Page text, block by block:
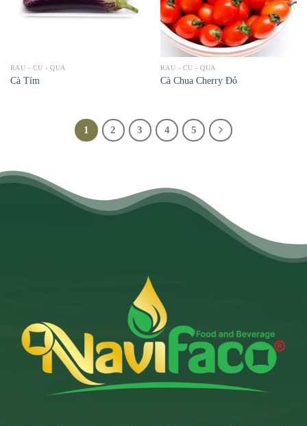
RAU - CỦ - QUẢ
Cà Tím
RAU - CỦ - QUẢ
Cà Chua Cherry Đỏ
1 2 3 4 5